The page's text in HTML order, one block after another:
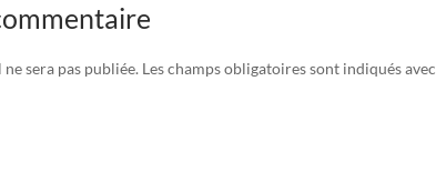
sera pas publiée. Les champs obligatoires sont indiqués avec